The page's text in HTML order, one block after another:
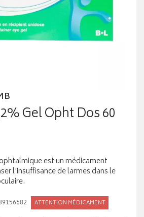
Gel Opht Dos 60
est un médicament
l'insuffisance de larmes dans le
ATTENTION MÉDICAMENT